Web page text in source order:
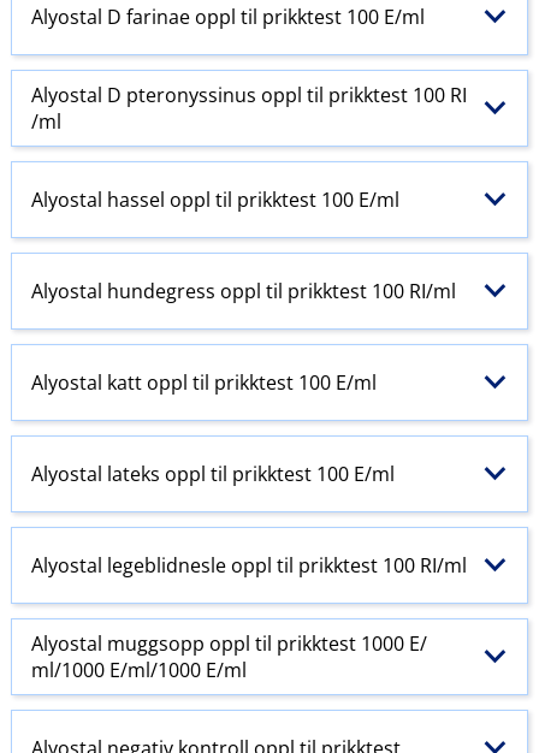
Alyostal D farinae oppl til prikktest 100 E​/​ml
Alyostal D pteronyssinus oppl til prikktest 100 RI​
/​ml
Alyostal hassel oppl til prikktest 100 E​/​ml
Alyostal hundegress oppl til prikktest 100 RI​/​ml
Alyostal katt oppl til prikktest 100 E​/​ml
Alyostal lateks oppl til prikktest 100 E​/​ml
Alyostal legeblidnesle oppl til prikktest 100 RI​/​ml
Alyostal muggsopp oppl til prikktest 1000 E​/​
ml/1000 E​/​ml/1000 E​/​ml